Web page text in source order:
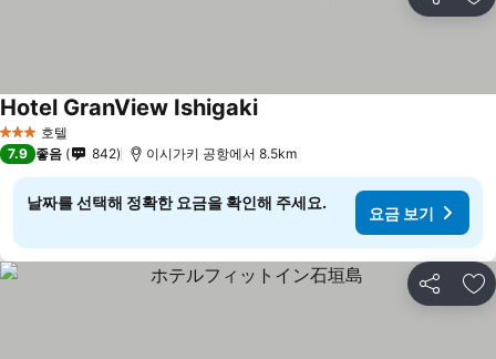
공유 즐
3 성급 호텔
Hotel GranView Ishigaki요금 보기
7.9 좋음 842 이시가키 공항에서 8.5km
날짜를 선택해 정확한 요금을 확인해 주세요.
요금 보기
공유 즐